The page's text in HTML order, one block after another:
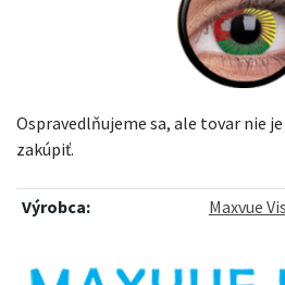
Ospravedlňujeme sa, ale tovar nie
zakúpiť.
Výrobca: Maxvue